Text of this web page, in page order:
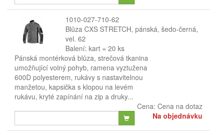
1010-027-710-62
Blůza CXS STRETCH, pánská, šedo-černá,
vel. 62
Balení: kart = 20 ks
Pánská montérková blůza, strečová tkanina
umožňující volný pohyb, ramena vyztužena
600D polyesterem, rukávy s nastavitelnou
manžetou, kapsička s klopou na levém
rukávu, kryté zapínání na zip a druky...
Cena: Cena na dotaz
Na objednávku